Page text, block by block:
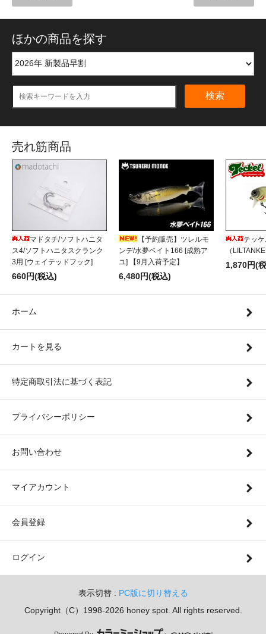
ほかの商品を探す
検索
売れ筋商品
マドタチ/ソフトハニタ
ス4/ソフトハニタスクランク
3用 [ウェイテッドフック]
660円(税込)
【予約販売】ツレルモ
ンデ/水夢ベイト166 [成熟ア
ユ] 【9月入荷予定】
6,480円(税込)
テッ
（
1,870円(
ホーム
カートを見る
特定商取引法に基づく表記
プライバシーポリシー
お問い合わせ
マイアカウント
会員登録
ログイン
表示切替 : PC版に切り替える
Copyright（C）1998-2026 honey spot. All rights reserved.